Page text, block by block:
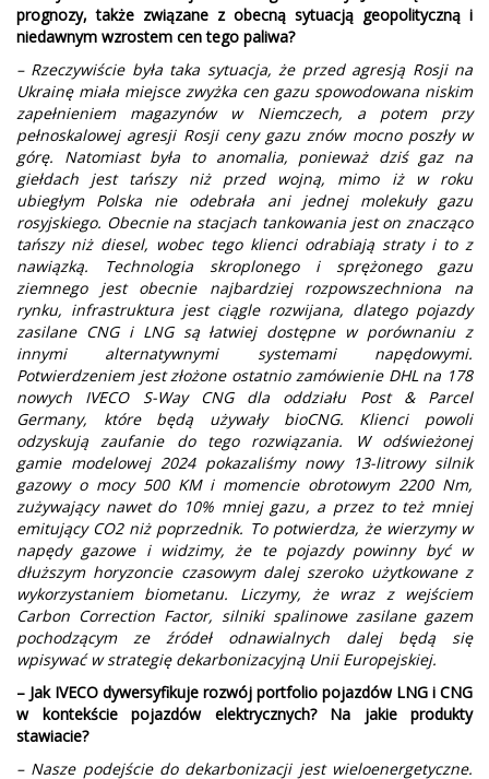
prognozy, także związane z obecną sytuacją geopolityczną i
niedawnym wzrostem cen tego paliwa?
– Rzeczywiście była taka sytuacja, że przed agresją Rosji na
Ukrainę miała miejsce zwyżka cen gazu spowodowana niskim
zapełnieniem magazynów w Niemczech, a potem przy
pełnoskalowej agresji Rosji ceny gazu znów mocno poszły w
górę. Natomiast była to anomalia, ponieważ dziś gaz na
giełdach jest tańszy niż przed wojną, mimo iż w roku
ubiegłym Polska nie odebrała ani jednej molekuły gazu
rosyjskiego. Obecnie na stacjach tankowania jest on znacząco
tańszy niż diesel, wobec tego klienci odrabiają straty i to z
nawiązką. Technologia skroplonego i sprężonego gazu
ziemnego jest obecnie najbardziej rozpowszechniona na
rynku, infrastruktura jest ciągle rozwijana, dlatego pojazdy
zasilane CNG i LNG są łatwiej dostępne w porównaniu z
innymi alternatywnymi systemami napędowymi.
Potwierdzeniem jest złożone ostatnio zamówienie DHL na 178
nowych IVECO S-Way CNG dla oddziału Post & Parcel
Germany, które będą używały bioCNG. Klienci powoli
odzyskują zaufanie do tego rozwiązania. W odświeżonej
gamie modelowej 2024 pokazaliśmy nowy 13-litrowy silnik
gazowy o mocy 500 KM i momencie obrotowym 2200 Nm,
zużywający nawet do 10% mniej gazu, a przez to też mniej
emitujący CO2 niż poprzednik. To potwierdza, że wierzymy w
napędy gazowe i widzimy, że te pojazdy powinny być w
dłuższym horyzoncie czasowym dalej szeroko użytkowane z
wykorzystaniem biometanu. Liczymy, że wraz z wejściem
Carbon Correction Factor, silniki spalinowe zasilane gazem
pochodzącym ze źródeł odnawialnych dalej będą się
wpisywać w strategię dekarbonizacyjną Unii Europejskiej.
– Jak IVECO dywersyfikuje rozwój portfolio pojazdów LNG i CNG
w kontekście pojazdów elektrycznych? Na jakie produkty
stawiacie?
– Nasze podejście do dekarbonizacji jest wieloenergetyczne.